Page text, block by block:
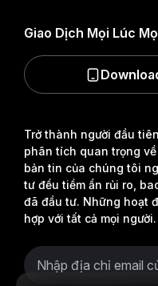
Trở thành người đầu
phân tích quan trọng
bản tin của chúng tôi
tư đều tiềm ẩn rủi ro,
đã đầu tư. Những hoạt
hợp với tất cả mọi người.
Giao Dịch Mọi Lúc